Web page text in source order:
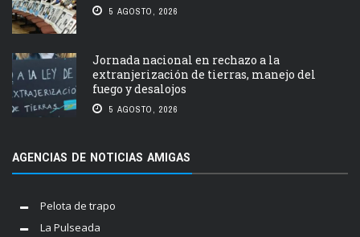
5 AGOSTO, 2026
Jornada nacional en rechazo a la
extranjerización de tierras, manejo del
fuego y desalojos
5 AGOSTO, 2026
AGENCIAS DE NOTICIAS AMIGAS
Pelota de trapo
La Pulseada